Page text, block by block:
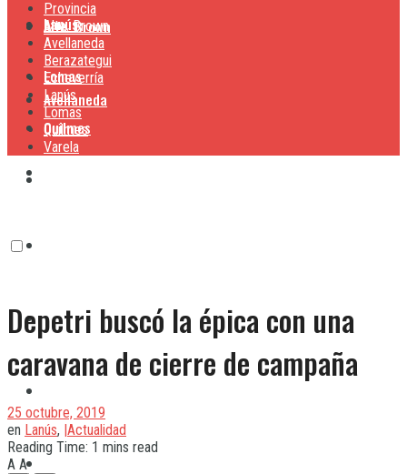
Lanús
Lomas
Quilmes
Alte. Brown
Avellaneda
Lanús
Provincia
Alte. Brown
Avellaneda
Berazategui
Echeverría
Lanús
Lomas
Quilmes
Varela
Depetri buscó la épica con una
caravana de cierre de campaña
25 octubre, 2019
en Lanús, |Actualidad
Reading Time: 1 mins read
A A